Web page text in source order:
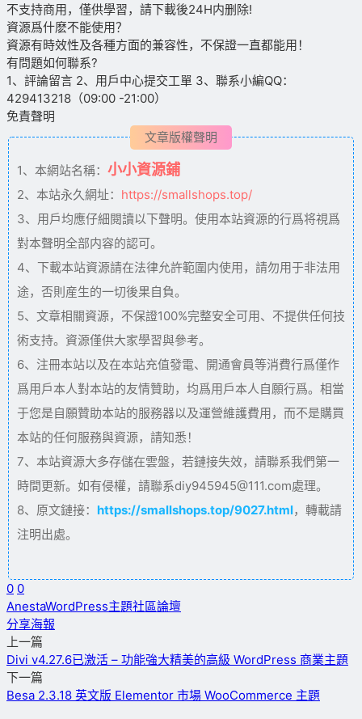
不支持商用，僅供學習，請下載後24H内删除!
資源爲什麽不能使用？
資源有時效性及各種方面的兼容性，不保證一直都能用！
有問題如何聯系?
1、評論留言 2、用戶中心提交工單 3、聯系小編QQ：
429413218（09:00 -21:00）
免責聲明
文章版權聲明
1、本網站名稱： 小小資源鋪
2、本站永久網址： https://smallshops.top/
3、用戶均應仔細閱讀以下聲明。使用本站資源的行爲将視爲
對本聲明全部内容的認可。
4、下載本站資源請在法律允許範圍内使用，請勿用于非法用
途，否則産生的一切後果自負。
5、文章相關資源，不保證100%完整安全可用、不提供任何技
術支持。資源僅供大家學習與參考。
6、注冊本站以及在本站充值發電、開通會員等消費行爲僅作
爲用戶本人對本站的友情贊助，均爲用戶本人自願行爲。相當
于您是自願贊助本站的服務器以及運營維護費用，而不是購買
本站的任何服務與資源，請知悉！
7、本站資源大多存儲在雲盤，若鏈接失效，請聯系我們第一
時間更新。如有侵權，請聯系diy945945@111.com處理。
8、原文鏈接： https://smallshops.top/9027.html，轉載請
注明出處。
0 0
AnestaWordPress主題社區論壇
分享海報
上一篇
Divi v4.27.6已激活 – 功能強大精美的高級 WordPress 商業主題
下一篇
Besa 2.3.18 英文版 Elementor 市場 WooCommerce 主題